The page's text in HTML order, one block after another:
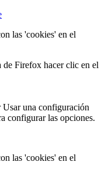
las 'cookies' en el
de Firefox hacer clic en el
una configuración
configurar las opciones.
las 'cookies' en el